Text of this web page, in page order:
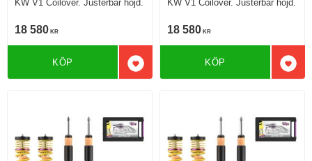
KW V1 Coilover. Justerbar höjd.
18 580 KR
Lägg till i favoriter
KÖP
KW V1 Coilover. Justerbar höjd.
18 580 KR
KÖP